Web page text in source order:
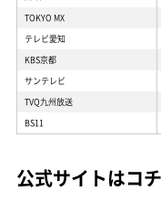
TOKYO MX
テレビ愛知
KBS京都
サンテレビ
TVQ九州放送
BS11
公式サイトはコ